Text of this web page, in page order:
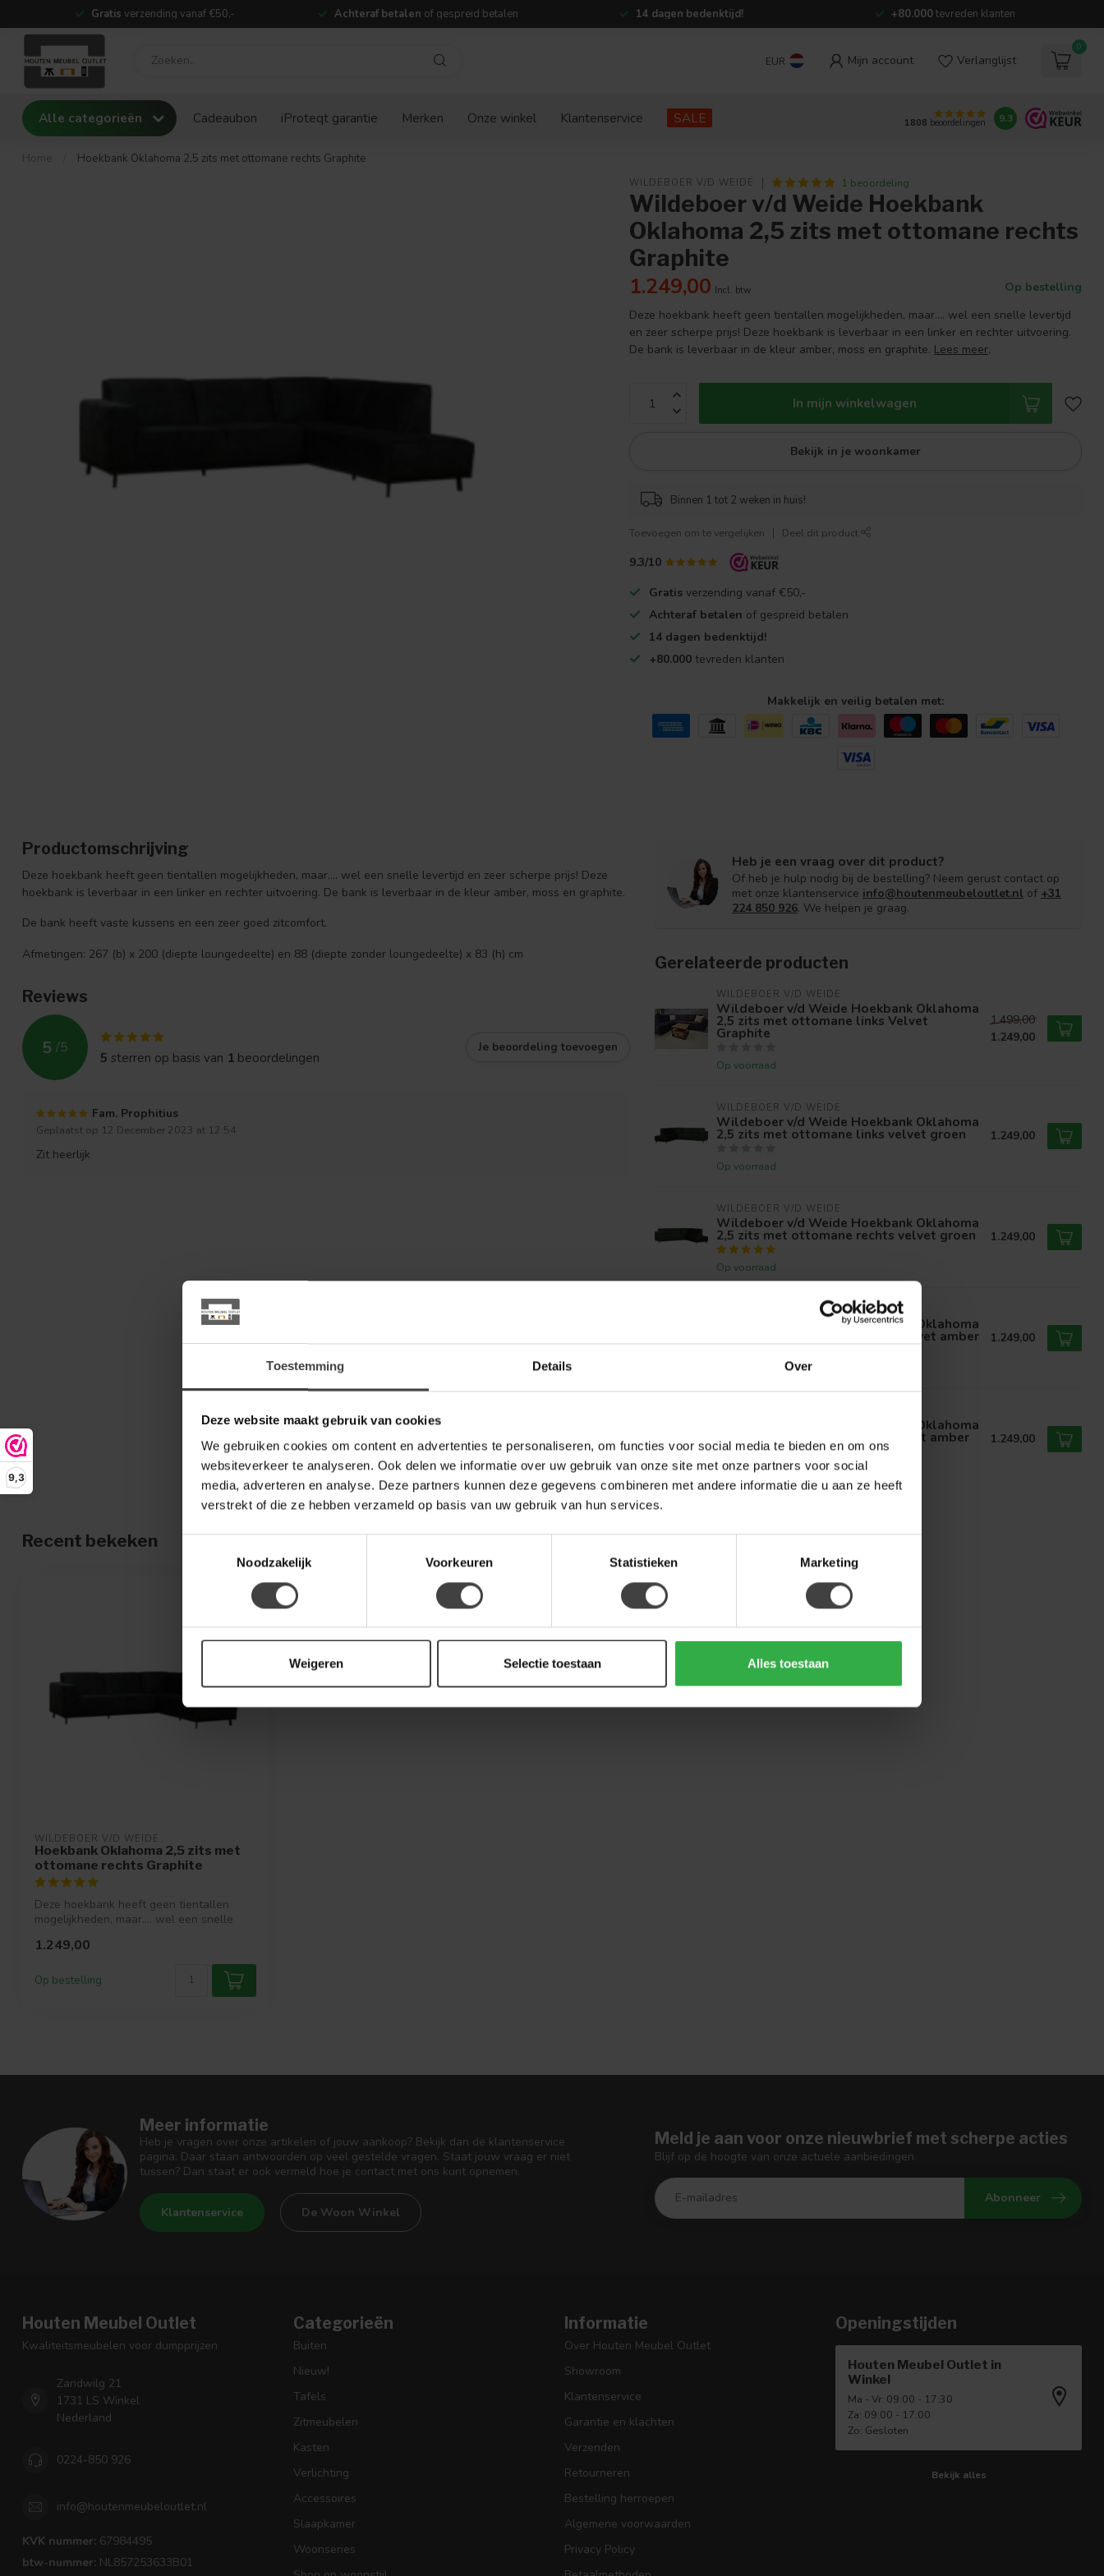
Toestemming Details Over
Deze website maakt gebruik van cookies
We gebruiken cookies om content en advertenties te personaliseren, om functies voor social media te bieden en om ons
websiteverkeer te analyseren. Ook delen we informatie over uw gebruik van onze site met onze partners voor social
media, adverteren en analyse. Deze partners kunnen deze gegevens combineren met andere informatie die u aan ze heeft
verstrekt of die ze hebben verzameld op basis van uw gebruik van hun services.
Noodzakelijk
Voorkeuren Statistieken Marketing
Weigeren Selectie toestaan Alles toestaan
9,3
Gratis verzending vanaf €50,- Achteraf betalen of gespreid betalen 14 dagen bedenktijd! +80.000tevreden klanten
EUR Mijn account Verlanglijst
0
Alle categorieën Cadeaubon iProteqt garantie Merken Onze winkel Klantenservice SALE 1808 beoordelingen 9.3
Home Hoekbank Oklahoma 2,5 zits met ottomane rechts Graphite
WILDEBOER V/D WEIDE 1 beoordeling
Wildeboer v/d Weide Hoekbank
Oklahoma 2,5 zits met ottomane rechts
Graphite
1.249,00 Incl. btw
Op bestelling
Deze hoekbank heeft geen tientallen mogelijkheden, maar.... wel een snelle levertijd
en zeer scherpe prijs! Deze hoekbank is leverbaar in een linker en rechter uitvoering.
De bank is leverbaar in de kleur amber, moss en graphite. Lees meer.
In mijn winkelwagen
Bekijk in je woonkamer
Binnen 1 tot 2 weken in huis!
Toevoegen om te vergelijken Deel dit product
9.3/10
Gratis verzending vanaf €50,-
Achteraf betalen of gespreid betalen
14 dagen bedenktijd!
+80.000 tevreden klanten
Makkelijk en veilig betalen met:
Productomschrijving
Deze hoekbank heeft geen tientallen mogelijkheden, maar.... wel een snelle levertijd en zeer scherpe prijs! Deze
hoekbank is leverbaar in een linker en rechter uitvoering. De bank is leverbaar in de kleur amber, moss en graphite.
De bank heeft vaste kussens en een zeer goed zitcomfort.
Afmetingen: 267 (b) x 200 (diepte loungedeelte) en 88 (diepte zonder loungedeelte) x 83 (h) cm
Reviews
5 /5
5 sterren op basis van 1 beoordelingen
Je beoordeling toevoegen
Fam. Prophitius
Geplaatst op 12 December 2023 at 12:54
Zit heerlijk
Heb je een vraag over dit product?
Of heb je hulp nodig bij de bestelling? Neem gerust contact op
met onze klantenservice info@houtenmeubeloutlet.nl of +31
224 850 926. We helpen je graag.
Gerelateerde producten
WILDEBOER V/D WEIDE
Wildeboer v/d Weide Hoekbank Oklahoma
2,5 zits met ottomane links Velvet
Graphite
Op voorraad
1.499,00
1.249,00
WILDEBOER V/D WEIDE
Wildeboer v/d Weide Hoekbank Oklahoma
2,5 zits met ottomane links velvet groen
Op voorraad
1.249,00
WILDEBOER V/D WEIDE
Wildeboer v/d Weide Hoekbank Oklahoma
2,5 zits met ottomane rechts velvet groen
Op voorraad
1.249,00
WILDEBOER V/D WEIDE
Wildeboer v/d Weide Hoekbank Oklahoma
2,5 zits met ottomane rechts velvet amber 1.249,00
Wildeboer v/d Weide Hoekbank Oklahoma
2,5 zits met ottomane links velvet amber
Op voorraad
1.249,00
Recent bekeken
WILDEBOER V/D WEIDE
Hoekbank Oklahoma 2,5 zits met
ottomane rechts Graphite
Deze hoekbank heeft geen tientallen
mogelijkheden, maar.... wel een snelle
1.249,00
Op bestelling
Meer informatie
Heb je vragen over onze artikelen of jouw aankoop? Bekijk dan de klantenservice
pagina. Daar staan antwoorden op veel gestelde vragen. Staat jouw vraag er niet
tussen? Dan staat er ook vermeld hoe je contact met ons kunt opnemen.
Klantenservice De Woon Winkel
Meld je aan voor onze nieuwbrief met scherpe acties
Blijf op de hoogte van onze actuele aanbiedingen
Abonneer
Houten Meubel Outlet
Kwaliteitsmeubelen voor dumpprijzen
Zandwilg 21
1731 LS Winkel
Nederland
0224-850 926
info@houtenmeubeloutlet.nl
KVK nummer: 67984495
btw-nummer: NL857253633B01
Categorieën
Buiten
Nieuw!
Tafels
Zitmeubelen
Kasten
Verlichting
Accessoires
Slaapkamer
Woonseries
Informatie
Over Houten Meubel Outlet
Showroom
Klantenservice
Garantie en klachten
Verzenden
Retourneren
Bestelling herroepen
Algemene voorwaarden
Privacy Policy
Openingstijden
Houten Meubel Outlet in
Winkel
Ma - Vr: 09:00 - 17:30
Za: 09:00 - 17:00
Zo: Gesloten
Bekijk alles